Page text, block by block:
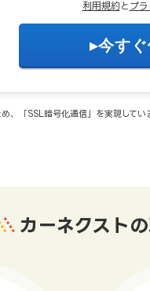
利用規約 と プ
、「SSL暗号化通信」を実現して
カーネクスト